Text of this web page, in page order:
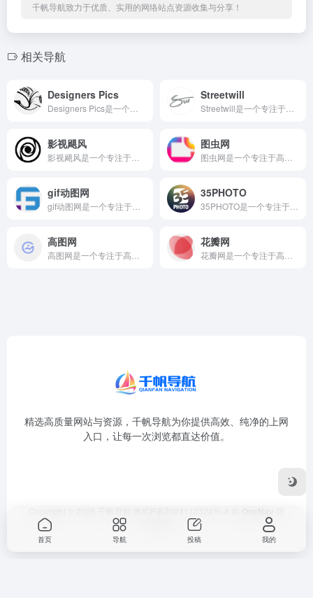
千帆导航致力于优质、实用的网络站点资源收集与分享！
相关导航
Designers Pics Streetwill
影视飓风 图虫网
gif动图网 35PHOTO
高图网 花瓣网
精选高质量网站与资源，千帆导航为你提供高效、纯净的上网
入口，让每一次浏览都直达价值。
首页 导航 投稿 我的